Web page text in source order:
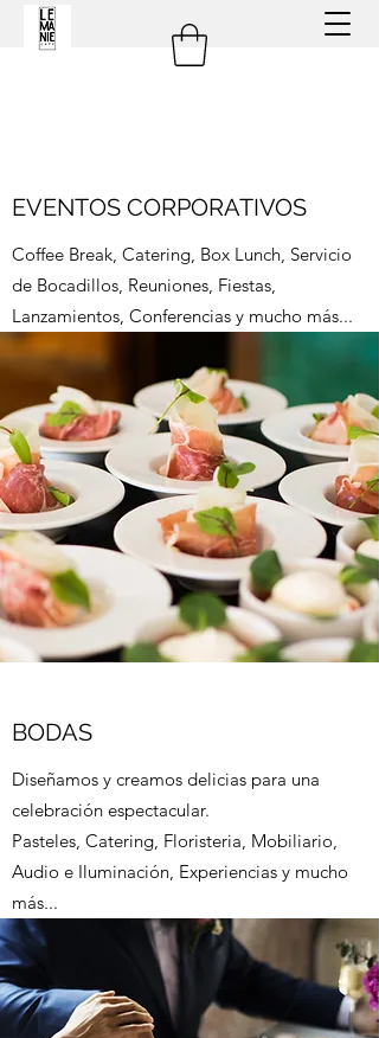
EVENTOS CORPORATIVOS
Coffee Break, Catering, Box Lunch, Servicio
de Bocadillos, Reuniones, Fiestas,
Lanzamientos, Conferencias y mucho más...
BODAS
Diseñamos y creamos delicias para una
celebración espectacular.
Pasteles, Catering, Floristeria, Mobiliario,
Audio e Iluminación, Experiencias y mucho
más...